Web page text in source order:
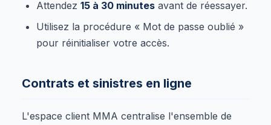
Attendez 15 à 30 minutes avant de réessayer.
Utilisez la procédure « Mot de passe oublié »
pour réinitialiser votre accès.
Contrats et sinistres en ligne
L'espace client MMA centralise l'ensemble de